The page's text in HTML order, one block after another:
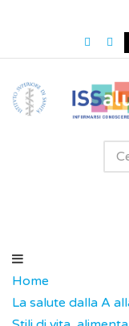
Home
La salute dalla A